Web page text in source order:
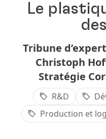
Le
Tribune
Christoph
Stratégie
R&D
Production et